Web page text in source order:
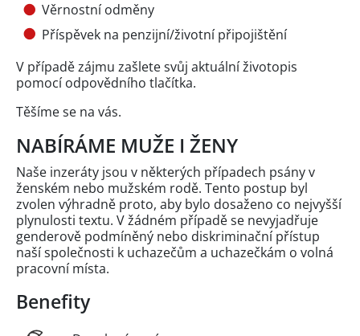
Věrnostní odměny
Příspěvek na penzijní/životní připojištění
V případě zájmu zašlete svůj aktuální životopis
pomocí odpovědního tlačítka.
Těšíme se na vás.
NABÍRÁME MUŽE I ŽENY
Naše inzeráty jsou v některých případech psány v
ženském nebo mužském rodě. Tento postup byl
zvolen výhradně proto, aby bylo dosaženo co nejvyšší
plynulosti textu. V žádném případě se nevyjadřuje
genderově podmíněný nebo diskriminační přístup
naší společnosti k uchazečům a uchazečkám o volná
pracovní místa.
Benefity